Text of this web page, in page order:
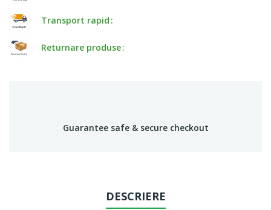
Transport rapid
Returnare produse
Guarantee safe & secure checkout
DESCRIERE